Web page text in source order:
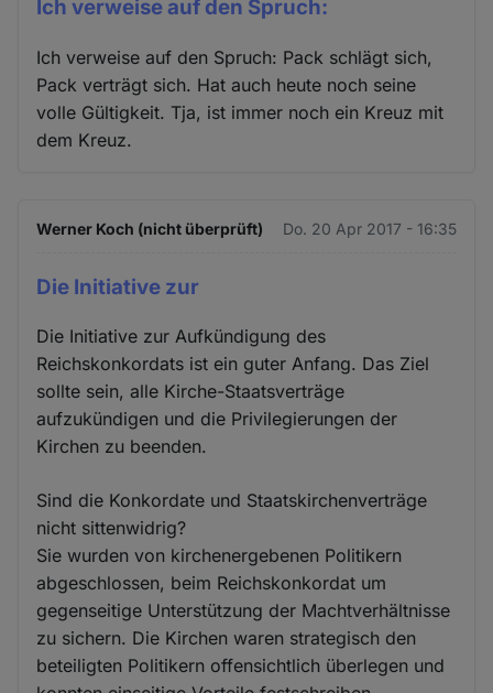
Ich verweise auf den Spruch:
Ich verweise auf den Spruch: Pack schlägt sich,
Pack verträgt sich. Hat auch heute noch seine
volle Gültigkeit. Tja, ist immer noch ein Kreuz mit
dem Kreuz.
Werner Koch (nicht überprüft) Do. 20 Apr 2017 - 16:35
Die Initiative zur
Die Initiative zur Aufkündigung des
Reichskonkordats ist ein guter Anfang. Das Ziel
sollte sein, alle Kirche-Staatsverträge
aufzukündigen und die Privilegierungen der
Kirchen zu beenden.
Sind die Konkordate und Staatskirchenverträge
nicht sittenwidrig?
Sie wurden von kirchenergebenen Politikern
abgeschlossen, beim Reichskonkordat um
gegenseitige Unterstützung der Machtverhältnisse
zu sichern. Die Kirchen waren strategisch den
beteiligten Politikern offensichtlich überlegen und